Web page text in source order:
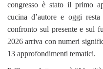
congresso è stato il primo
cucina d’autore e oggi
confronto sul presente e sul
2026 arriva con numeri
13 approfondimenti tematici.